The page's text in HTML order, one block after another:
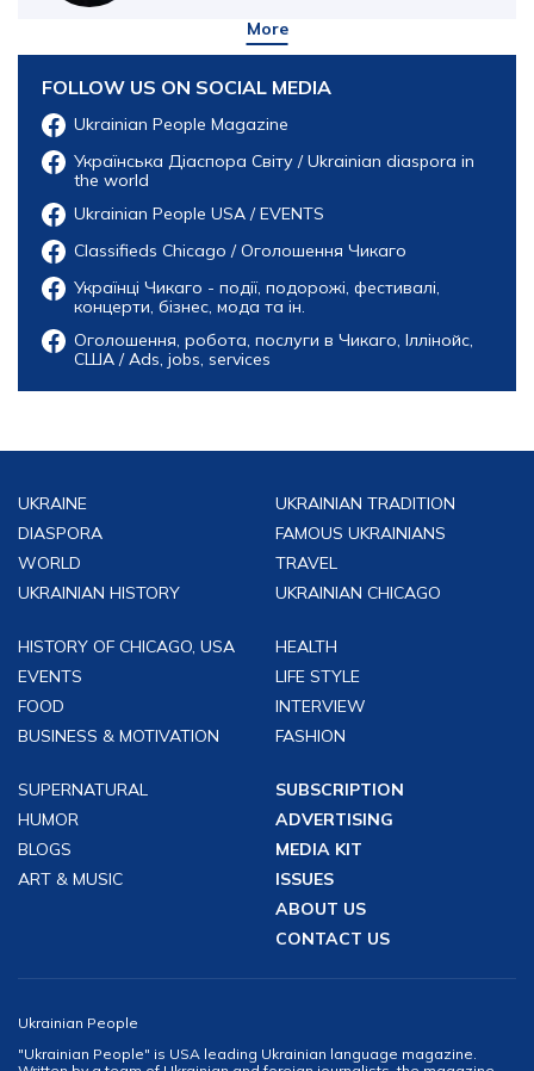
More
FOLLOW US ON SOCIAL MEDIA
Ukrainian People Magazine
Українська Діаспора Світу / Ukrainian diaspora in
the world
Ukrainian People USA / EVENTS
Classifieds Chicago / Оголошення Чикаго
Українці Чикаго - події, подорожі, фестивалі,
концерти, бізнес, мода та ін.
Оголошення, робота, послуги в Чикаго, Іллінойс,
США / Ads, jobs, services
UKRAINE
DIASPORA
WORLD
UKRAINIAN HISTORY
UKRAINIAN TRADITION
FAMOUS UKRAINIANS
TRAVEL
UKRAINIAN CHICAGO
HISTORY OF CHICAGO, USA
EVENTS
FOOD
BUSINESS & MOTIVATION
HEALTH
LIFE STYLE
INTERVIEW
FASHION
SUPERNATURAL
HUMOR
BLOGS
ART & MUSIC
SUBSCRIPTION
ADVERTISING
MEDIA KIT
ISSUES
ABOUT US
CONTACT US
Ukrainian People
"Ukrainian People" is USA leading Ukrainian language magazine.